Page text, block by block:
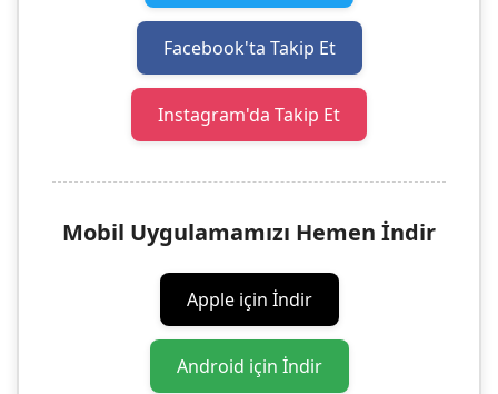
Facebook'ta Takip Et
Instagram'da Takip Et
Mobil Uygulamamızı Hemen İndir
Apple için İndir
Android için İndir